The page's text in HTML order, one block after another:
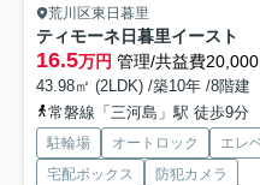
荒川区東日暮里
ティモーネ日暮里イースト
16.5万円 管理/共益費20,000
43.98㎡ (2LDK) /築10年 /8階建
常磐線「三河島」駅 徒歩9分
駐輪場 オートロック エレ
宅配ボックス
防犯カメラ